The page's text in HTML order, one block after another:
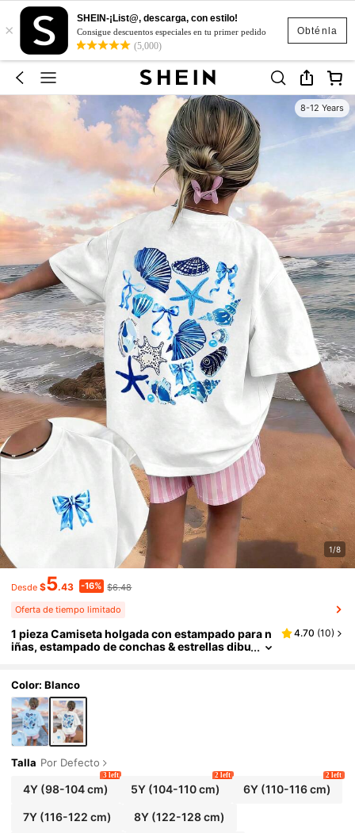
Obténla
×
SHEIN-¡List@, descarga, con estilo!
Consigue descuentos especiales en tu primer pedido
(5,000)
8-12 Years
1/8
Desde $5.43 -16% $6.48
Oferta de tiempo limitado
1 pieza Camiseta holgada con estampado para n
iñas, estampado de conchas & estrellas dibu
ya, regreso a la escuela, uso de verano
4.70 (10)
Color: Blanco
Talla Por Defecto
4Y(98-104 cm)
3 left
5Y (104-110 cm)
2 left
6Y(110-116 cm)
2 left
7Y(116-122 cm) 8Y (122-128 cm)